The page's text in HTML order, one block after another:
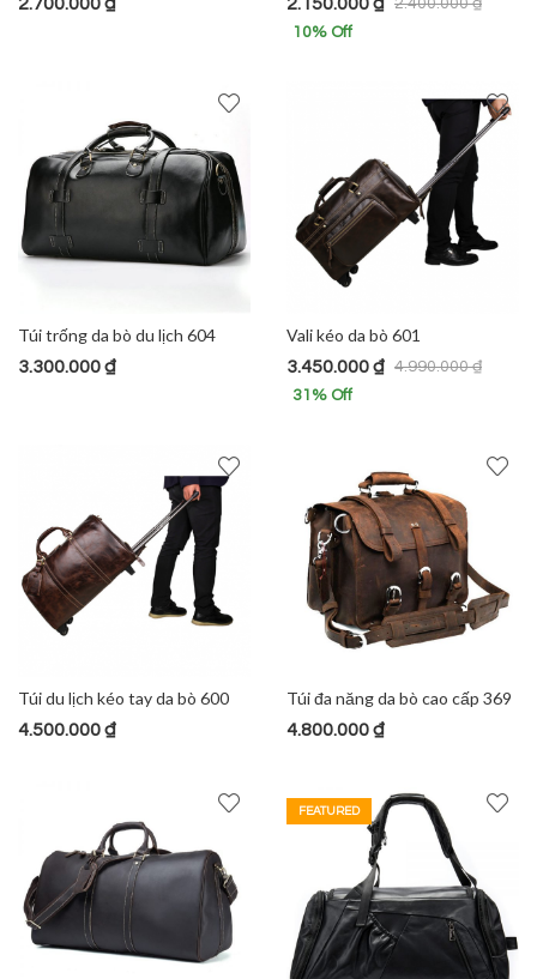
2.400.000₫
10% Off
Túi trống da bò du lịch 604
3.300.000₫
Vali kéo da bò 601
4.990.000₫
3.450.000₫
31 % Off
Túi du lịch kéo tay da bò 600
4.500.000₫
Túi đa năng da bò cao cấp 369
4.800.000₫
FEATURED